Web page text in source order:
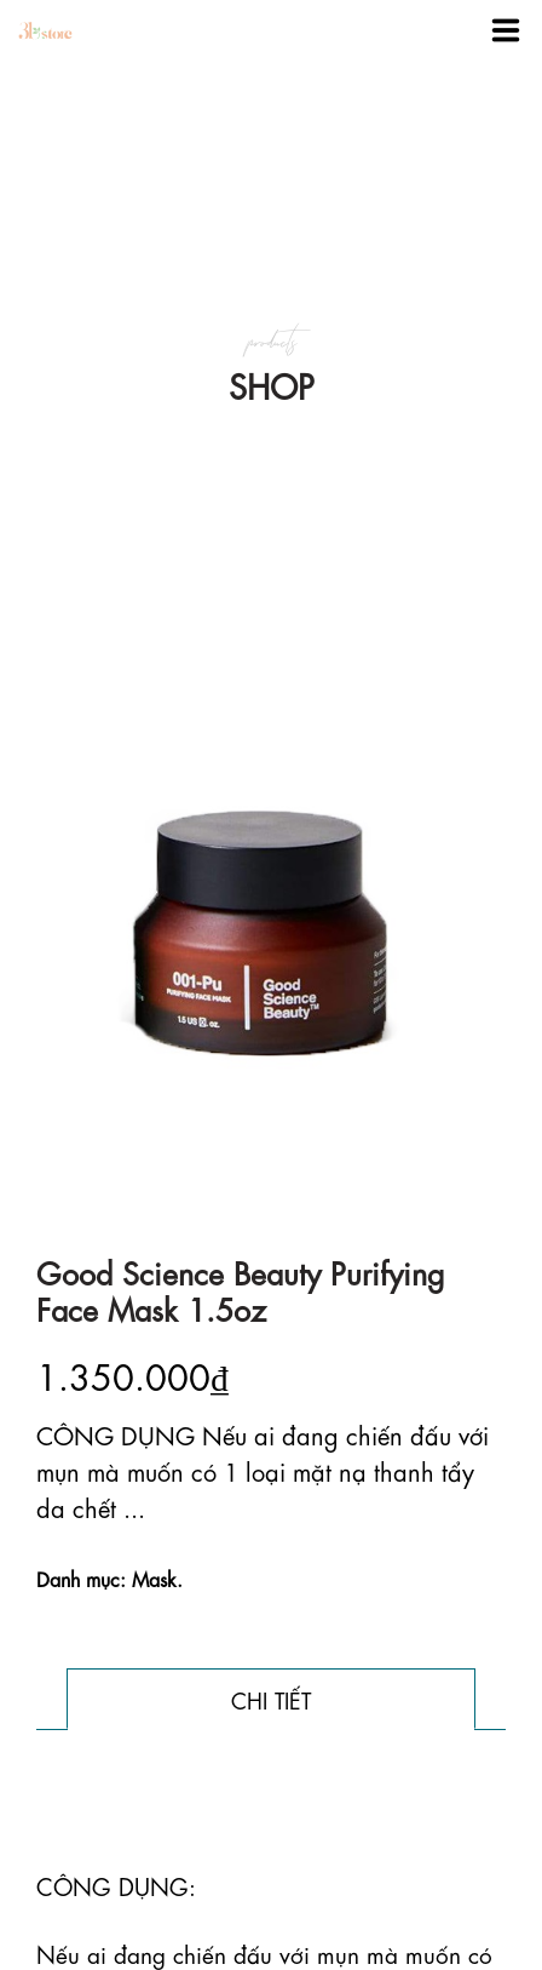
SHOP
products
Good Science Beauty Purifying
Face Mask 1.5oz
1.350.000₫
CÔNG DỤNG Nếu ai đang chiến đấu với
mụn mà muốn có 1 loại mặt nạ thanh tẩy
da chết ...
Danh mục: Mask.
CHI TIẾT
CÔNG DỤNG:
Nếu ai đang chiến đấu với mụn mà muốn có